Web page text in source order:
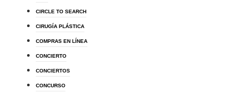
CIRCLE TO SEARCH
CIRUGÍA PLÁSTICA
COMPRAS EN LÍNEA
CONCIERTO
CONCIERTOS
CONCURSO